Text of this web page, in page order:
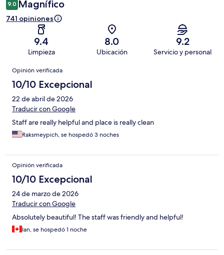
9.0 Magnífico
741 opiniones
9.4
Limpieza
8.0
Ubicación
9.2
Servicio y personal
Opiniones
Opinión verificada
10/10 Excepcional
22 de abril de 2026
Traducir con Google
Staff are really helpful and place is really clean
Raksmeypich, se hospedó 3 noches
Opinión verificada
10/10 Excepcional
24 de marzo de 2026
Traducir con Google
Absolutely beautiful! The staff was friendly and helpful!
Ian, se hospedó 1 noche